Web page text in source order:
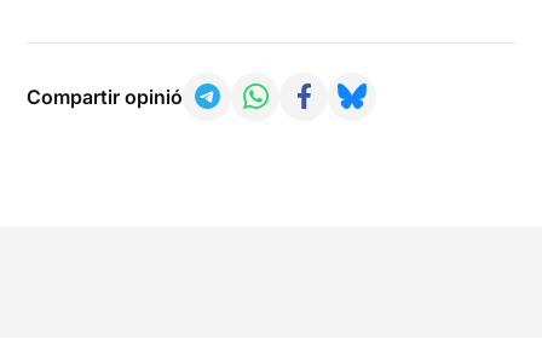
Compartir opinió